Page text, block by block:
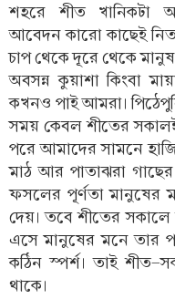
শহরে শীত খানিকটা
আবেদন কারো কাছেই
চাপ থেকে দূরে থেকে
অবসন্ন কুয়াশা কিংবা
কখনও পাই আমরা।
সময় কেবল শীতের সকালই
পরে আমাদের সামনে
মাঠ আর পাতাঝরা
ফসলের পূর্ণতা মানুষের
দেয়। তবে শীতের সকালে
এসে মানুষের মনে তার
কঠিন স্পর্শ। তাই শীত-
থাকে।